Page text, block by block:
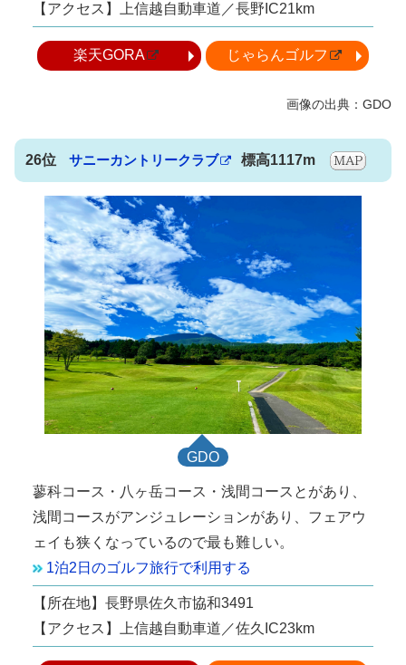
【アクセス】上信越自動車道／長野IC21km
楽天GORA じゃらんゴルフ
26位 サニーカントリークラブ 標高1117m
GDO
蓼科コース・八ヶ岳コース・浅間コースとがあり、
浅間コースがアンジュレーションがあり、フェアウ
ェイも狭くなっているので最も難しい。
1泊2日のゴルフ旅行で利用する
【所在地】長野県佐久市協和3491
【アクセス】上信越自動車道／佐久IC23km